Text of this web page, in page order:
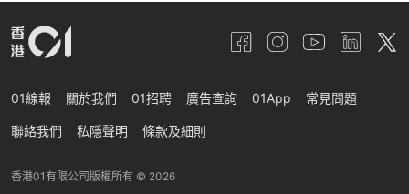
01線報 關於我們 01招聘 廣告查詢 01App 常見問題
聯絡我們 私隱聲明 條款及細則
香港01有限公司版權所有 © 2026